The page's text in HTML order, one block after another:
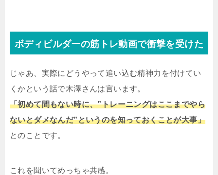
ボディビルダーの筋トレ動画で衝撃を受けた
じゃあ、実際にどうやって追い込む精神力を付けてい
くかという話で木澤さんは言います。
「初めて間もない時に、”トレーニングはここまでやら
ないとダメなんだ”というのを知っておくことが大事」
とのことです。
これを聞いてめっちゃ共感。